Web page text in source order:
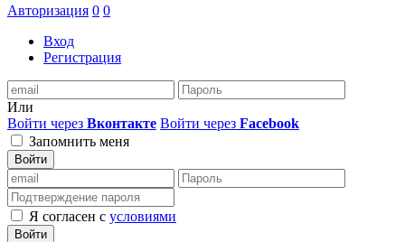
Авторизация 0 0
Вход
Регистрация
Или
Войти через Вконтакте Войти через Facebook
Запомнить меня
Войти
Я согласен с условиями
Войти